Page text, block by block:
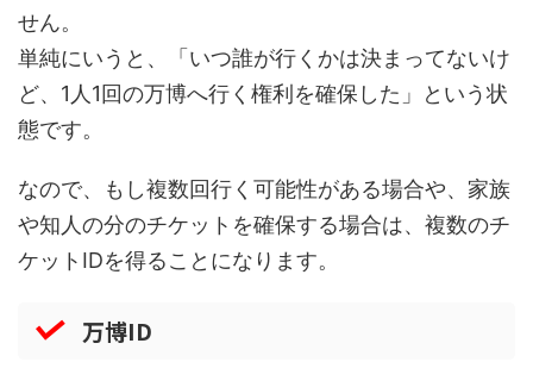
せん。
単純にいうと、「いつ誰が行くかは決まってないけ
ど、1人1回の万博へ行く権利を確保した」という状
態です。
なので、もし複数回行く可能性がある場合や、家族
や知人の分のチケットを確保する場合は、複数のチ
ケットIDを得ることになります。
万博ID